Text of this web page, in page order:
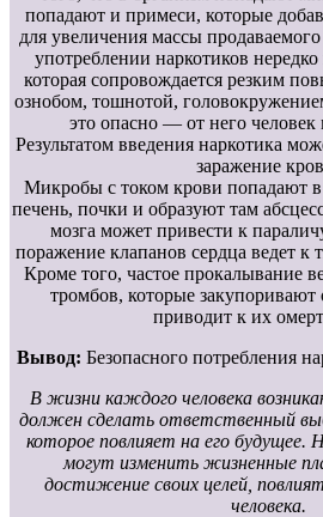
попадают и примеси, которые
для увеличения массы
употреблении наркотиков
которая сопровождается резким
ознобом, тошнотой,
это опасно — от него
Результатом введения наркотика
заражение
Микробы с током крови попадают в
печень, почки и образуют там
мозга может привести к
поражение клапанов сердца ведет к
Кроме того, частое прокалывание
тромбов, которые закупоривают
приводит к их
Вывод: Безопасного потребления
В жизни каждого человека
должен сделать ответственный
которое повлияет на его будущее.
могут изменить жизненные
достижение своих целей,
человека.